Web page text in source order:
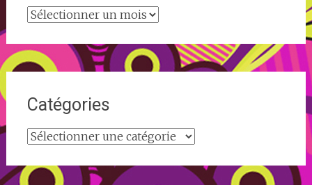
Archives
Catégories
Catégories